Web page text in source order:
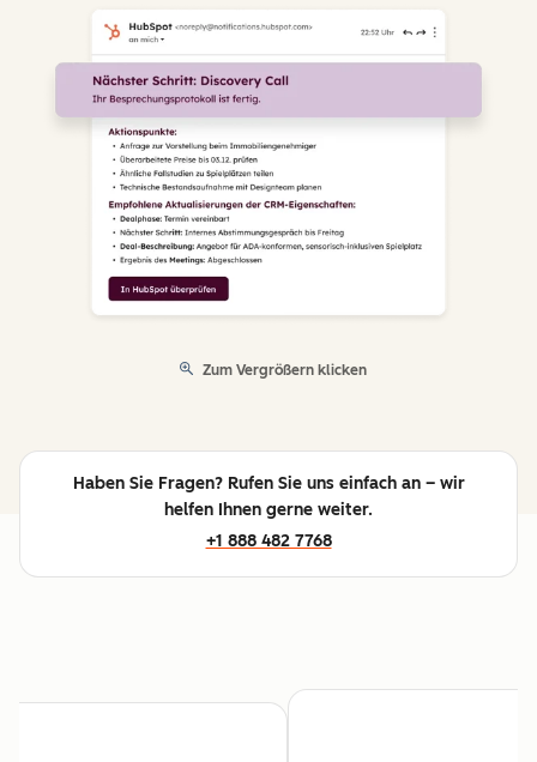
Zum Vergrößern klicken
Haben Sie Fragen? Rufen Sie uns einfach an – wir
helfen Ihnen gerne weiter.
+1 888 482 7768